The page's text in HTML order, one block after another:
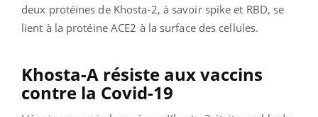
deux protéines de Khosta-2, à savoir spike et RBD, se
lient à la protéine ACE2 à la surface des cellules.
Khosta-A résiste aux vaccins
contre la Covid-19